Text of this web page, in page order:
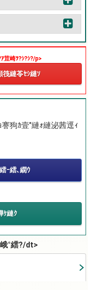
荳崎ｦ?ｼ?ｼ?/p>
筏縺苓ｾｼ縺ｿ
狗ｶ壹″縺ｫ縺泌茜逕ｨ
ｰ繧､繝ｳ
ｹ縺ｸ
°繧?/dt>